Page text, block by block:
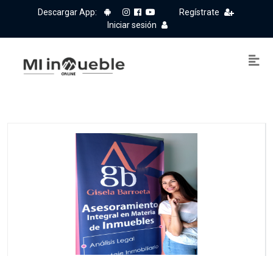
Descargar App:
Regístrate
Iniciar sesión